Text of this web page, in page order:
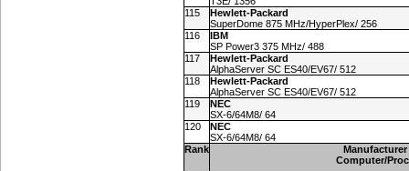
115
Hewlett-Packard
SuperDome 875 MHz/HyperPlex/ 256
116
IBM
SP Power3 375 MHz/ 488
117
Hewlett-Packard
AlphaServer SC ES40/EV67/ 512
118
Hewlett-Packard
AlphaServer SC ES40/EV67/ 512
119
NEC
SX-6/64M8/ 64
120
NEC
SX-6/64M8/ 64
Rank
Manufacturer
Computer/